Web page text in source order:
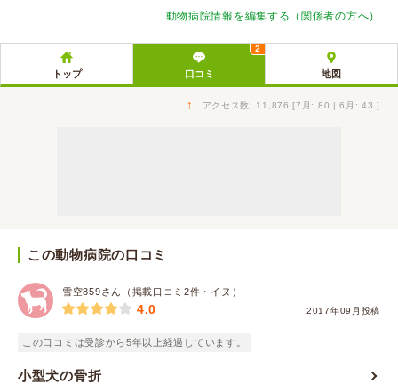
動物病院情報を編集する（関係者の方へ）
トップ 口コミ
2
地図
↑ アクセス数: 11,876 [7月: 80 | 6月: 43 ]
この動物病院の口コミ
雪空859さん（掲載口コミ2件・イヌ）
2017年09月投稿
4.0
この口コミは受診から5年以上経過しています。
小型犬の骨折